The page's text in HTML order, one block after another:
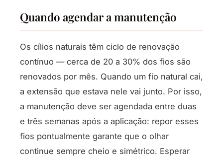
Quando agendar a manutenção
Os cílios naturais têm ciclo de renovação
contínuo — cerca de 20 a 30% dos fios são
renovados por mês. Quando um fio natural cai,
a extensão que estava nele vai junto. Por isso,
a manutenção deve ser agendada entre duas
e três semanas após a aplicação: repor esses
fios pontualmente garante que o olhar
continue sempre cheio e simétrico. Esperar